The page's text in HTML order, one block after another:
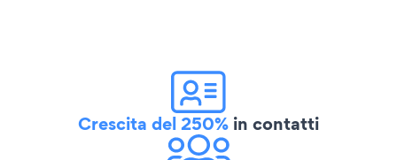
Crescita del 250% in contatti